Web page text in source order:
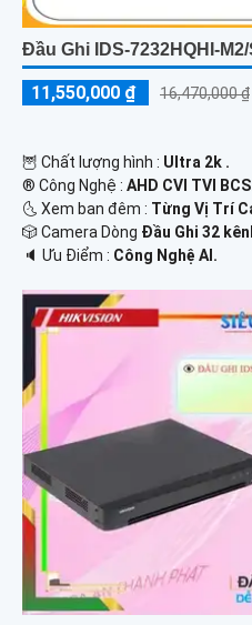
Đầu Ghi IDS-7232HQHI-
11,550,000 ₫ 16,470,000 ₫
🦉 Chất lượng hình : Ultra 2k .
®️ Công Nghệ : AHD CVI TVI
🌜 Xem ban đêm : Từng Vị Trí
🎲 Camera Dòng Đầu Ghi 32
️🔈 Ưu Điểm : Công Nghệ AI.